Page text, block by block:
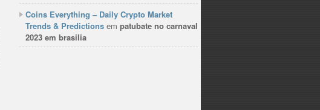
Coins Everything – Daily Crypto Market
Trends & Predictions em patubate no carnaval
2023 em brasilia